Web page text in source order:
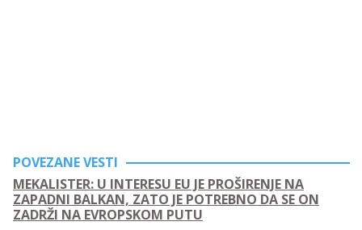
POVEZANE VESTI
MEKALISTER: U INTERESU EU JE PROŠIRENJE NA
ZAPADNI BALKAN, ZATO JE POTREBNO DA SE ON
ZADRŽI NA EVROPSKOM PUTU